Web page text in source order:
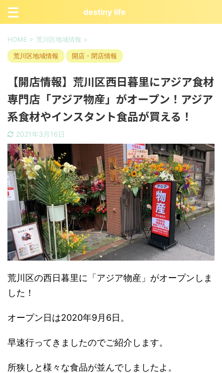
destiny life
HOME > 荒川区地域情報 >
荒川区地域情報 開店・閉店情報
【開店情報】荒川区西日暮里にアジア食材
専門店「アジア物産」がオープン！アジア
系食材やインスタント食品が買える！
2021年3月16日
荒川区の西日暮里に「アジア物産」がオープンしま
した！
オープン日は2020年9月6日。
早速行ってきましたのでご紹介します。
所狭しと様々な食品が並んでしましたよ。